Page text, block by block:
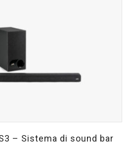
– Sistema di sound bar